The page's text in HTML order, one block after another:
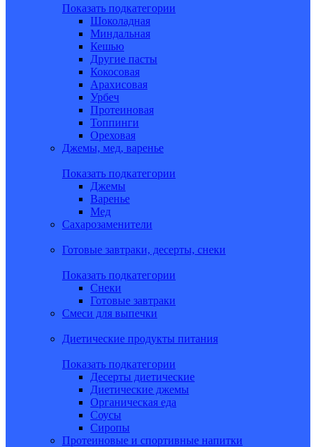
Показать подкатегории
Шоколадная
Миндальная
Кешью
Другие пасты
Кокосовая
Арахисовая
Урбеч
Протеиновая
Топпинги
Ореховая
Джемы, мед, варенье
Показать подкатегории
Джемы
Варенье
Мед
Сахарозаменители
Готовые завтраки, десерты, снеки
Показать подкатегории
Снеки
Готовые завтраки
Смеси для выпечки
Диетические продукты питания
Показать подкатегории
Десерты диетические
Диетические джемы
Органическая еда
Соусы
Сиропы
Протеиновые и спортивные напитки